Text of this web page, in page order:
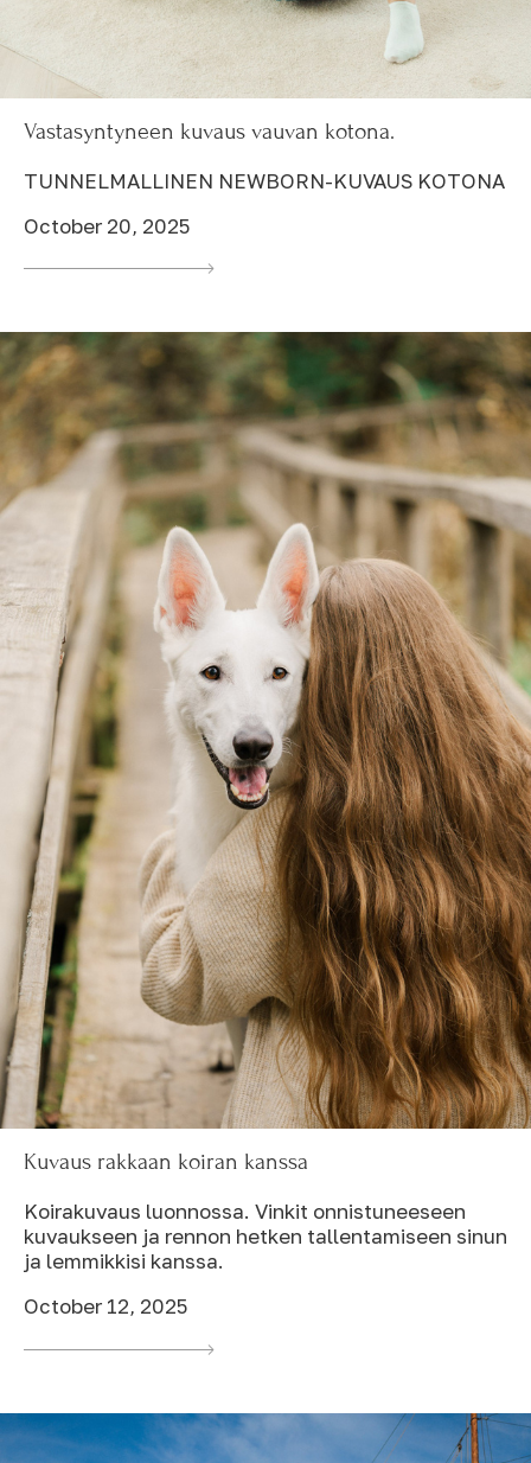
Vastasyntyneen kuvaus vauvan kotona.
TUNNELMALLINEN NEWBORN-KUVAUS KOTONA
October 20, 2025
Kuvaus rakkaan koiran kanssa
Koirakuvaus luonnossa. Vinkit onnistuneeseen
kuvaukseen ja rennon hetken tallentamiseen sinun
ja lemmikkisi kanssa.
October 12, 2025